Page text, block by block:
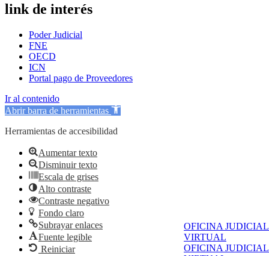
OFICINA JUDICIAL
VIRTUAL
OFICINA JUDICIAL
link de interés
Poder Judicial
FNE
OECD
ICN
Portal pago de Proveedores
Ir al contenido
Abrir barra de herramientas
Herramientas de accesibilidad
Aumentar texto
Disminuir texto
Escala de grises
Alto contraste
Contraste negativo
Fondo claro
Subrayar enlaces
Fuente legible
Reiniciar